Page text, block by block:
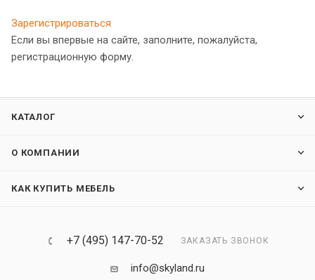
Зарегистрироваться
Если вы впервые на сайте, заполните, пожалуйста,
регистрационную форму.
КАТАЛОГ
О КОМПАНИИ
КАК КУПИТЬ МЕБЕЛЬ
+7 (495) 147-70-52 ЗАКАЗАТЬ ЗВОНОК
info@skyland.ru